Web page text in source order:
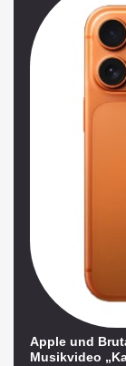
Apple und
Musikvideo